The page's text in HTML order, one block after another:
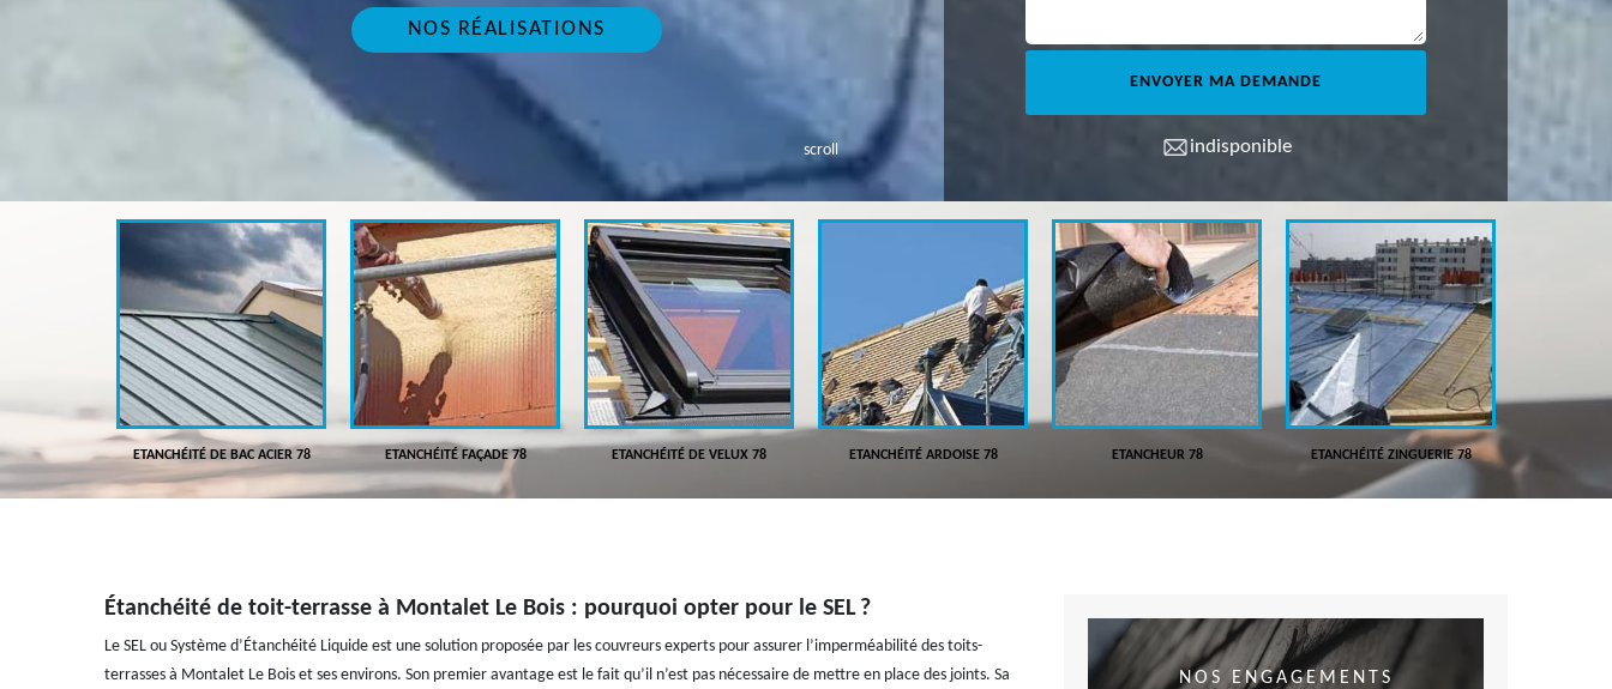
scroll
NOS RÉALISATIONS
indisponible
78 ETANCHÉITÉ DE BAC ACIER 78 ETANCHÉITÉ FAÇADE 78 ETANCHÉITÉ DE VELUX 78 ETANCHÉITÉ ARDOISE 78 ETANCHEUR 78 ETANCHÉITÉ ZINGUERIE 78
Étanchéité de toit-terrasse à Montalet Le Bois : pourquoi opter pour le SEL ?
Le SEL ou Système d’Étanchéité Liquide est une solution proposée par les couvreurs experts pour assurer l’imperméabilité des toits-
terrasses à Montalet Le Bois et ses environs. Son premier avantage est le fait qu’il n’est pas nécessaire de mettre en place des joints. Sa
NOS ENGAGEMENTS